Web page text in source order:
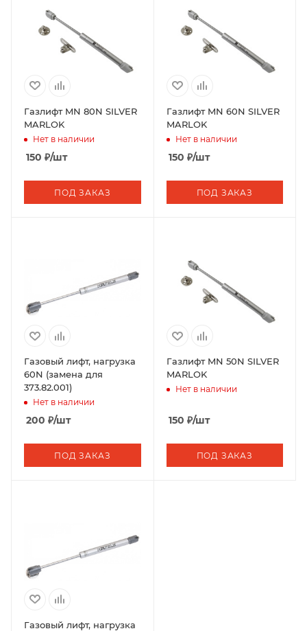
Газлифт MN 80N SILVER
MARLOK
Нет в наличии
150 ₽/шт
ПОД ЗАКАЗ
Газлифт MN 60N SILVER
MARLOK
Нет в наличии
150 ₽/шт
ПОД ЗАКАЗ
Газовый лифт, нагрузка
60N (замена для
373.82.001)
Нет в наличии
200 ₽/шт
ПОД ЗАКАЗ
Газлифт MN 50N SILVER
MARLOK
Нет в наличии
150 ₽/шт
ПОД ЗАКАЗ
Газовый лифт, нагрузка